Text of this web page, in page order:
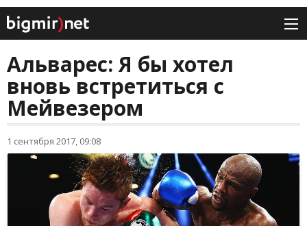
Альварес: Я бы хотел
вновь встретиться с
Мейвезером
1 сентября 2017, 09:08